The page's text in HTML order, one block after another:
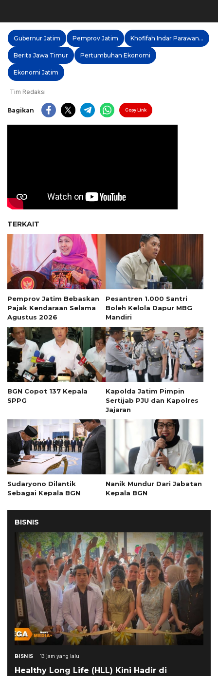
Gubernur Jatim Pemprov Jatim Khofifah Indar Parawansa
Berita Jawa Timur Pertumbuhan Ekonomi
Ekonomi Jatim
Tim Redaksi
Bagikan Copy Link
TERKAIT
Pemprov Jatim Bebaskan
Pajak Kendaraan Selama
Agustus 2026
Pesantren 1.000 Santri
Boleh Kelola Dapur MBG
Mandiri
BGN Copot 137 Kepala
SPPG
Kapolda Jatim Pimpin
Sertijab PJU dan Kapolres
Jajaran
Sudaryono Dilantik
Sebagai Kepala BGN
Nanik Mundur Dari Jabatan
Kepala BGN
BISNIS
BISNIS 13 jam yang lalu
Healthy Long Life (HLL) Kini Hadir di